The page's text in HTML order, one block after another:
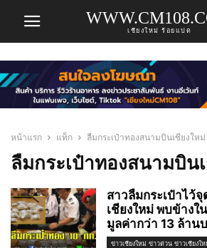
เชียงใหม่ ร้อยแปด
หน้าแรก แท็ก ลืมกระเป๋าทองสนามบินเชียงใหม่
ลืมกระเป๋าทองสนามบิน
สาวลืมกระเป๋าไว้
เชียงใหม่ พบข้างใ
มูลค่ากว่า 13 ล้าน
ข่าวเชียงใหม่ ข่าวด่วน ข่าวเชียงใ